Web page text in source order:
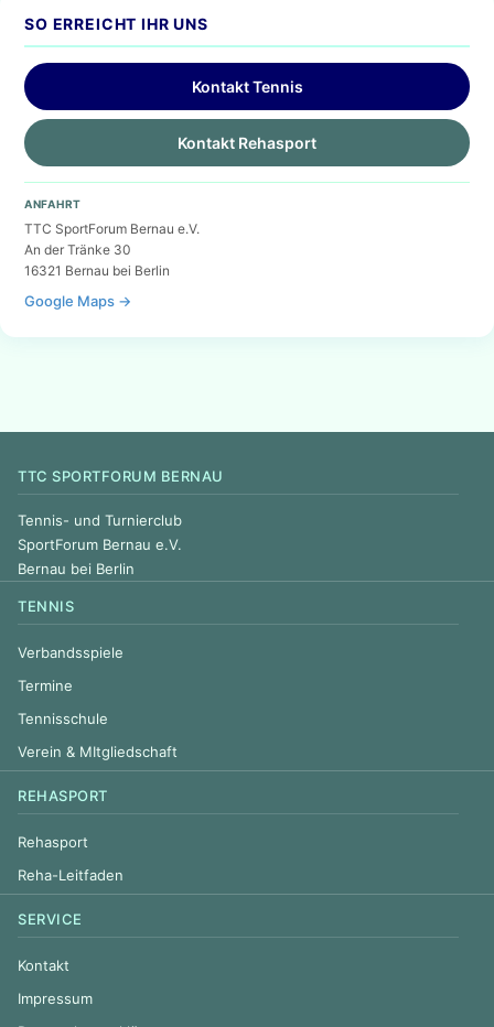
SO ERREICHT IHR UNS
Kontakt Tennis
Kontakt Rehasport
ANFAHRT
TTC SportForum Bernau e.V.
An der Tränke 30
16321 Bernau bei Berlin
Google Maps →
TTC SPORTFORUM BERNAU
Tennis- und Turnierclub
SportForum Bernau e.V.
Bernau bei Berlin
TENNIS
Verbandsspiele
Termine
Tennisschule
Verein & MItgliedschaft
REHASPORT
Rehasport
Reha-Leitfaden
SERVICE
Kontakt
Impressum